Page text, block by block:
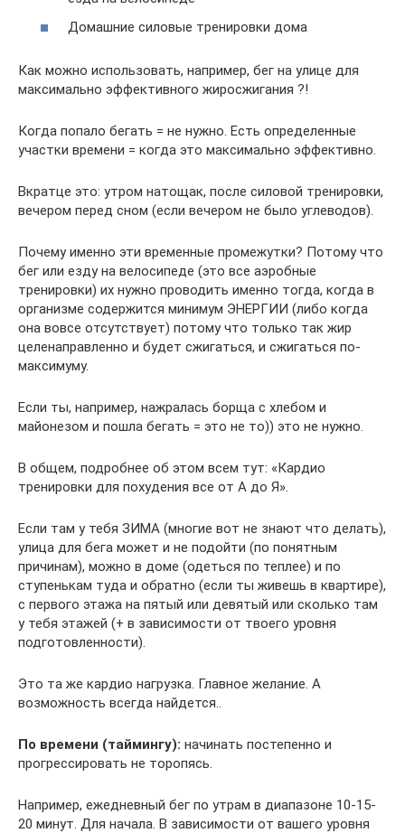
Домашние силовые тренировки дома
Как можно использовать, например, бег на улице для
максимально эффективного жиросжигания ?!
Когда попало бегать = не нужно. Есть определенные
участки времени = когда это максимально эффективно.
Вкратце это: утром натощак, после силовой тренировки,
вечером перед сном (если вечером не было углеводов).
Почему именно эти временные промежутки? Потому что
бег или езду на велосипеде (это все аэробные
тренировки) их нужно проводить именно тогда, когда в
организме содержится минимум ЭНЕРГИИ (либо когда
она вовсе отсутствует) потому что только так жир
целенаправленно и будет сжигаться, и сжигаться по-
максимуму.
Если ты, например, нажралась борща с хлебом и
майонезом и пошла бегать = это не то)) это не нужно.
В общем, подробнее об этом всем тут: «Кардио
тренировки для похудения все от А до Я».
Если там у тебя ЗИМА (многие вот не знают что делать),
улица для бега может и не подойти (по понятным
причинам), можно в доме (одеться по теплее) и по
ступенькам туда и обратно (если ты живешь в квартире),
с первого этажа на пятый или девятый или сколько там
у тебя этажей (+ в зависимости от твоего уровня
подготовленности).
Это та же кардио нагрузка. Главное желание. А
возможность всегда найдется..
По времени (таймингу): начинать постепенно и
прогрессировать не торопясь.
Например, ежедневный бег по утрам в диапазоне 10-15-
20 минут. Для начала. В зависимости от вашего уровня